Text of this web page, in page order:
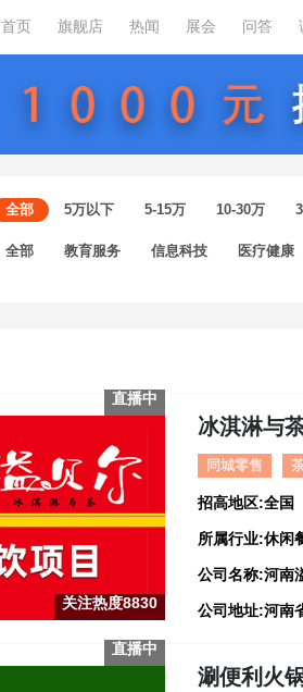
首页 旗舰店 热闻 展会 问答
全部 5万以下 5-15万 10-30万
全部 教育服务 信息科技 医疗健康
关注热度8830
直播中
冰淇淋与
同城零售
招高地区:全国
所属行业:休闲
公司名称:河南
直播中
涮便利火